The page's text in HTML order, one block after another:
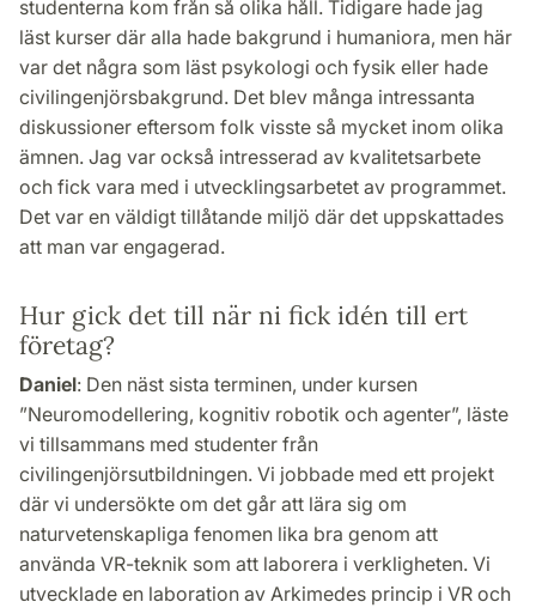
studenterna kom från så olika håll. Tidigare hade jag
läst kurser där alla hade bakgrund i humaniora, men här
var det några som läst psykologi och fysik eller hade
civilingenjörsbakgrund. Det blev många intressanta
diskussioner eftersom folk visste så mycket inom olika
ämnen. Jag var också intresserad av kvalitetsarbete
och fick vara med i utvecklingsarbetet av programmet.
Det var en väldigt tillåtande miljö där det uppskattades
att man var engagerad.
Hur gick det till när ni fick idén till ert
företag?
Daniel: Den näst sista terminen, under kursen
”Neuromodellering, kognitiv robotik och agenter”, läste
vi tillsammans med studenter från
civilingenjörsutbildningen. Vi jobbade med ett projekt
där vi undersökte om det går att lära sig om
naturvetenskapliga fenomen lika bra genom att
använda VR-teknik som att laborera i verkligheten. Vi
utvecklade en laboration av Arkimedes princip i VR och